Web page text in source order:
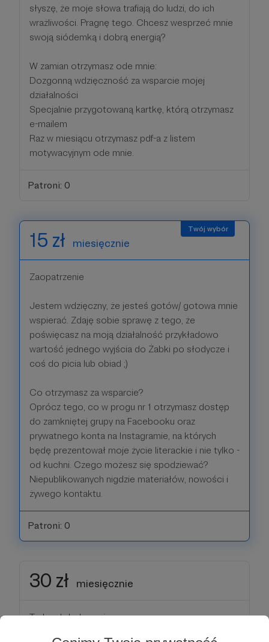
słyszę, że moje słowa trafiają do ludzi, do ich
wrażliwości. Pragnę tego. Chcesz wesprzeć mnie
swoją siódemką i dobrą energią?
W zamian otrzymasz ode mnie:
Dozgonną wdzięczność za wsparcie mojej
działalności
Specjalnie przygotowaną kartkę, którą otrzymasz
e-mailem
Raz w miesiącu otrzymasz pdf-a z listem
motywacyjnym ode mnie.
Patroni: 0
15 zł miesięcznie
Zaopatrzenie
Jestem wdzięczny, że jesteś gotów/ gotowa mnie
wspierać. Zdaję sobie sprawę z tego, że
poświęcasz na moją działalność przykładowo
wartość jednego wyjścia do Żabki po słodycze i
coś do picia lub obiad ;)
Co otrzymasz za wsparcie?
Oprócz tego, co w progu nr 1 otrzymasz dostęp
do zamkniętej grupy na Facebooku oraz
prywatnego konta na Instagramie, na których
będę prezentował moje życie literackie i nie tylko -
od kuchni. Czego możesz się spodziewać?
Niepublikowanych nigdzie materiałów, nowości i
żywego kontaktu.
Patroni: 0
30 zł miesięcznie
Turbo doładowanie